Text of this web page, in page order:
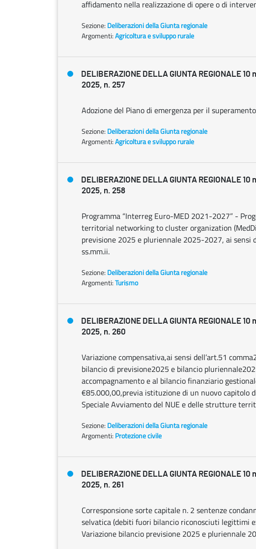
affidamento nella realizzazione di opere o di
Sezione: Deliberazioni della Giunta regionale
Argomenti:Agricoltura e sviluppo rurale
DELIBERAZIONE DELLA GIUNTA REGIONALE 10
2025, n. 257
Adozione del Piano di emergenza per il
Sezione: Deliberazioni della Giunta regionale
Argomenti:Agricoltura e sviluppo rurale
DELIBERAZIONE DELLA GIUNTA REGIONALE 10
2025, n. 258
Programma “Interreg Euro-MED 2021-2027” -
territorial networking to cluster organization
previsione 2025 e pluriennale 2025-2027, ai sensi
ss.mm.ii.
Sezione: Deliberazioni della Giunta regionale
Argomenti:Turismo
DELIBERAZIONE DELLA GIUNTA REGIONALE 10
2025, n. 260
Variazione compensativa,ai sensi dell’art.51
bilancio di previsione2025 e bilancio
accompagnamento e al bilancio finanziario
€85.000,00,previa istituzione di un nuovo capitolo
Speciale Avviamento del NUE e delle strutture territ
Sezione: Deliberazioni della Giunta regionale
Argomenti: Protezione civile
DELIBERAZIONE DELLA GIUNTA REGIONALE 10
2025, n. 261
Corresponsione sorte capitale n. 2 sentenze
selvatica (debiti fuori bilancio riconosciuti legittimi
Variazione bilancio previsione 2025 e pluriennale